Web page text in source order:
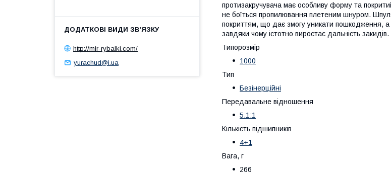
протизакручувача має особливу форму та
не боїться пропилювання плетеним шнуром.
покриттям, що дає змогу уникати пошкодження, а
завдяки чому істотно виростає дальність
Типорозмір
1000
Тип
Безінерційні
Передавальне відношення
5.1:1
Кількість підшипників
4+1
Вага, г
266
http://mir-rybalki.com/
yurachud@i.ua